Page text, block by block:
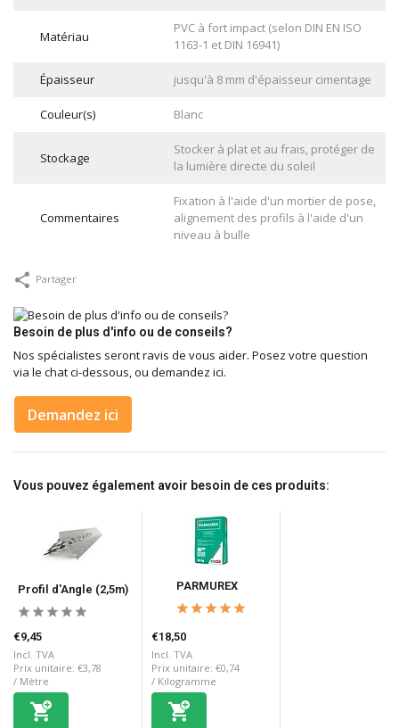
Matériau
PVC à fort impact (selon DIN EN ISO
1163-1 et DIN 16941)
Épaisseur jusqu'à 8 mm d'épaisseur cimentage
Couleur(s) Blanc
Stockage
Stocker à plat et au frais, protéger de
la lumière directe du soleil
Commentaires
Fixation à l'aide d'un mortier de pose,
alignement des profils à l'aide d'un
niveau à bulle
Partager
Besoin de plus d'info ou de conseils?
Nos spécialistes seront ravis de vous aider. Posez votre question
via le chat ci-dessous, ou demandez ici.
Demandez ici
Vous pouvez également avoir besoin de ces produits:
Profil d'Angle (2,5m)
€9,45
Incl. TVA
Prix unitaire: €3,78
/ Mètre
PARMUREX
€18,50
Incl. TVA
Prix unitaire: €0,74
/ Kilogramme